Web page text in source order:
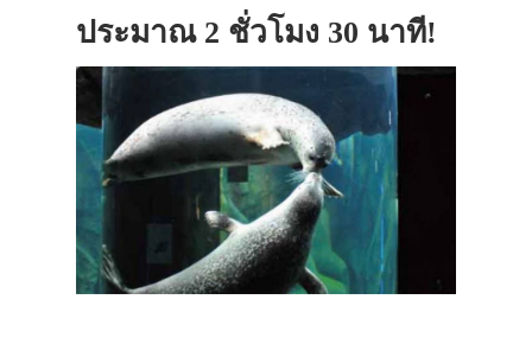
ประมาณ 2 ชั่วโมง 30 นาที!